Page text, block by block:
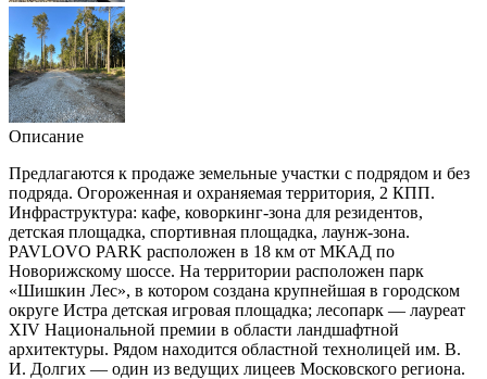
Описание
Предлагаются к продаже земельные участки с подрядом и без
подряда. Огороженная и охраняемая территория, 2 КПП.
Инфраструктура: кафе, коворкинг-зона для резидентов,
детская площадка, спортивная площадка, лаунж-зона.
PAVLOVO PARK расположен в 18 км от МКАД по
Новорижскому шоссе. На территории расположен парк
«Шишкин Лес», в котором создана крупнейшая в городском
округе Истра детская игровая площадка; лесопарк — лауреат
XIV Национальной премии в области ландшафтной
архитектуры. Рядом находится областной технолицей им. В.
И. Долгих — один из ведущих лицеев Московского региона.